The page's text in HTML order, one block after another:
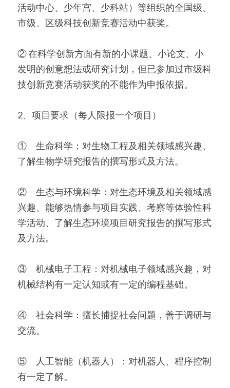
活动中心、少年宫、少科站）等组织的全国级、
市级、区级科技创新竞赛活动中获奖。
② 在科学创新方面有新的小课题、小论文、小
发明的创意想法或研究计划，但已参加过市级科
技创新竞赛活动获奖的不能作为申报依据。
2、项目要求（每人限报一个项目）
①　生命科学：对生物工程及相关领域感兴趣、
了解生物学研究报告的撰写形式及方法。
②　生态与环境科学：对生态环境及相关领域感
兴趣、能够热情参与项目实践、考察等体验性科
学活动、了解生态环境项目研究报告的撰写形式
及方法。
③　机械电子工程：对机械电子领域感兴趣，对
机械结构有一定认知或有一定的编程基础。
④　社会科学：擅长捕捉社会问题，善于调研与
交流。
⑤　人工智能（机器人）：对机器人、程序控制
有一定了解。